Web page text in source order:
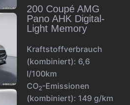
200 Coupé AMG
Pano AHK Digital-
Light Memory
Kraftstoffverbrauch
(kombiniert): 6,6
l/100km
CO2-Emissionen
(kombiniert): 149 g/km